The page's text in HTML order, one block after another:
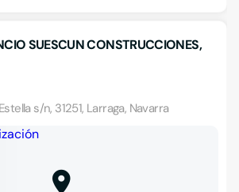
SUESCUN CONSTRUCCIONES,
s/n, 31251, Larraga, Navarra